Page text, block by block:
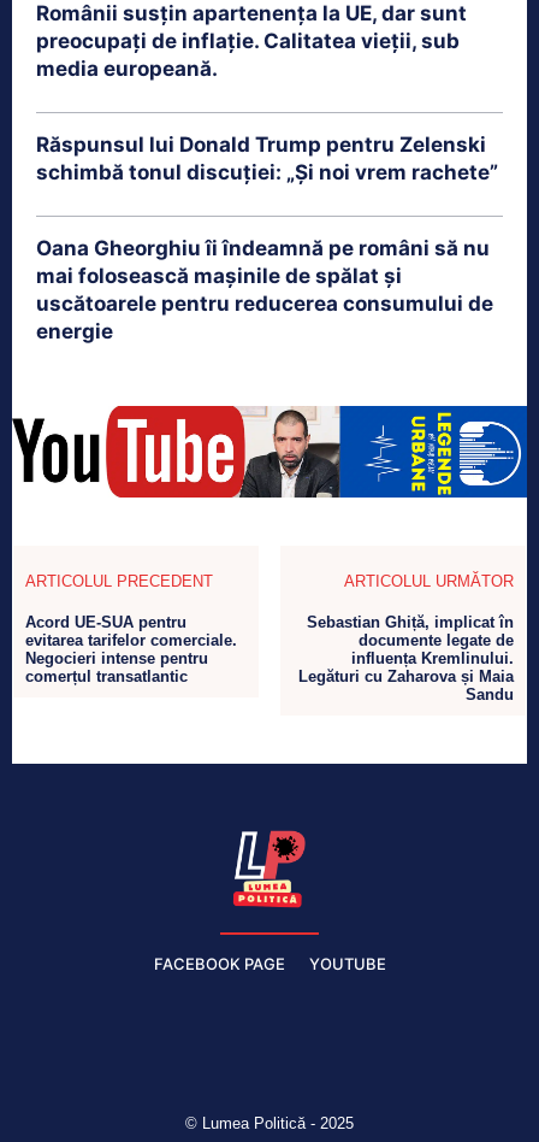
Românii susțin apartenența la UE, dar sunt
preocupați de inflație. Calitatea vieții, sub
media europeană.
Răspunsul lui Donald Trump pentru Zelenski
schimbă tonul discuției: „Și noi vrem rachete”
Oana Gheorghiu îi îndeamnă pe români să nu
mai folosească mașinile de spălat și
uscătoarele pentru reducerea consumului de
energie
ARTICOLUL PRECEDENT
Acord UE-SUA pentru
evitarea tarifelor comerciale.
Negocieri intense pentru
comerțul transatlantic
ARTICOLUL URMĂTOR
Sebastian Ghiță, implicat în
documente legate de
influența Kremlinului.
Legături cu Zaharova și Maia
Sandu
FACEBOOK PAGE YOUTUBE
© Lumea Politică - 2025